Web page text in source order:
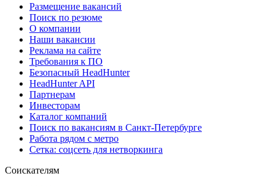
Размещение вакансий
Поиск по резюме
О компании
Наши вакансии
Реклама на сайте
Требования к ПО
Безопасный HeadHunter
HeadHunter API
Партнерам
Инвесторам
Каталог компаний
Поиск по вакансиям в Санкт-Петербурге
Работа рядом с метро
Сетка: соцсеть для нетворкинга
Соискателям